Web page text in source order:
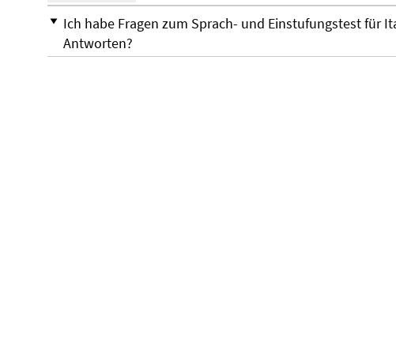
Ich habe Fragen zum Sprach- und Einstufungstest für
Antworten?